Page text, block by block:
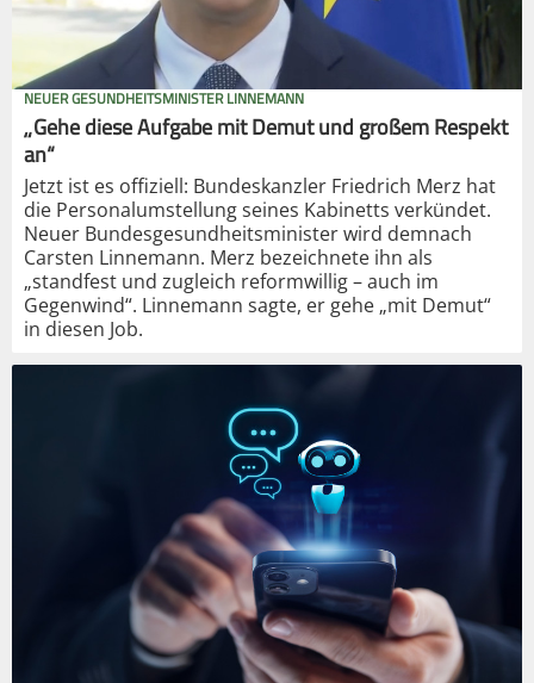
NEUER GESUNDHEITSMINISTER LINNEMANN
„Gehe diese Aufgabe mit Demut und großem Respekt
an“
Jetzt ist es offiziell: Bundeskanzler Friedrich Merz hat
die Personalumstellung seines Kabinetts verkündet.
Neuer Bundesgesundheitsminister wird demnach
Carsten Linnemann. Merz bezeichnete ihn als
„standfest und zugleich reformwillig – auch im
Gegenwind“. Linnemann sagte, er gehe „mit Demut“
in diesen Job.